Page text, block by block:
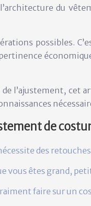
architecture du
possibles.
l’ajustement,
de
des
vous êtes grand,
faire sur un